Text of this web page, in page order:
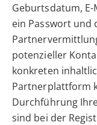
Geburtsdatum,
ein Passwort und
potenzieller
konkreten
Partnerplattform
Durchführung
sind bei der